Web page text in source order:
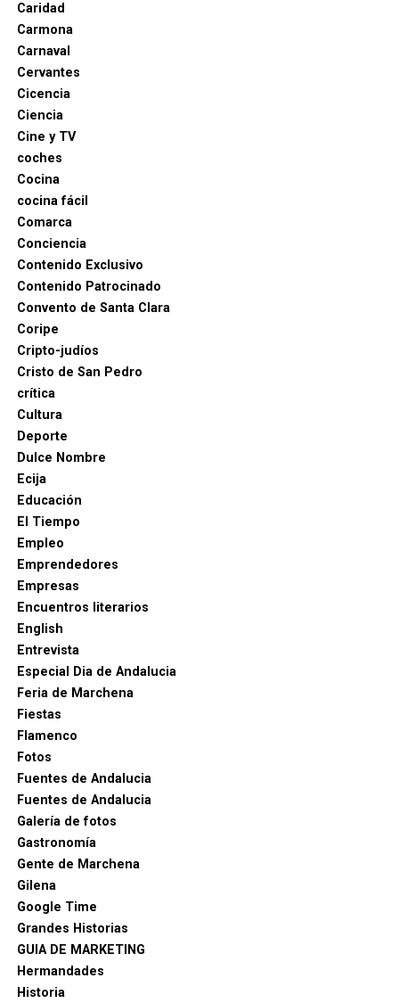
Caridad
Carmona
Carnaval
Cervantes
Cicencia
Ciencia
Cine y TV
coches
Cocina
cocina fácil
Comarca
Conciencia
Contenido Exclusivo
Contenido Patrocinado
Convento de Santa Clara
Coripe
Cripto-judíos
Cristo de San Pedro
crítica
Cultura
Deporte
Dulce Nombre
Ecija
Educación
El Tiempo
Empleo
Emprendedores
Empresas
Encuentros literarios
English
Entrevista
Especial Dia de Andalucia
Feria de Marchena
Fiestas
Flamenco
Fotos
Fuentes de Andalucia
Fuentes de Andalucia
Galería de fotos
Gastronomía
Gente de Marchena
Gilena
Google Time
Grandes Historias
GUIA DE MARKETING
Hermandades
Historia